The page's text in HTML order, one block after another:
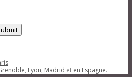
, Lyon, Madrid et en Espagne.